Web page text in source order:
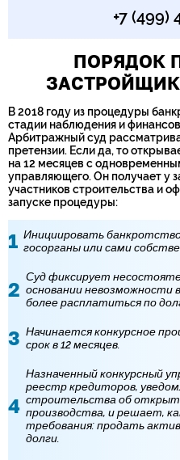
+7 (499)
ПОРЯДОК
В 2018 году из процедуры
стадии наблюдения и
Арбитражный суд
претензии. Если да, то
на 12 месяцев с
управляющего. Он получает у
участников строительства и
запуске процедуры:
Инициировать
госорганы или сами
Суд фиксирует
основании невозможности
более расплатиться по
Начинается конкурсное
срок в 12 месяцев.
Назначенный конкурсный
реестр кредиторов,
строительства об
производства, и решает,
требования: продать
долги.